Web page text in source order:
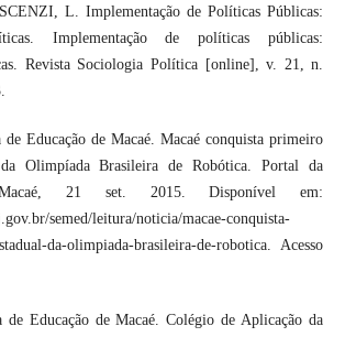
L. Implementação de Políticas Públicas:
Implementação de políticas públicas:
Revista Sociologia Política [online], v. 21, n.
Educação de Macaé. Macaé conquista primeiro
Olimpíada Brasileira de Robótica. Portal da
21 set. 2015. Disponível em:
semed/leitura/noticia/macae-conquista-
da-olimpiada-brasileira-de-robotica. Acesso
Educação de Macaé. Colégio de Aplicação da